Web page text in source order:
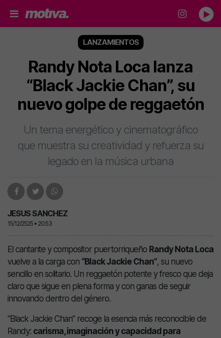
LANZAMIENTOS
Randy Nota Loca lanza
“Black Jackie Chan”, su
nuevo golpe de reggaetón
Un tema energético y cinematográfico
que muestra su creatividad y refuerza su
legado en la música urbana
JESUS SANCHEZ
15/12/2525 • 20:53
El cantante y compositor puertorriqueño Randy Nota Loca
vuelve a la carga con “Black Jackie Chan”, su nuevo
sencillo en solitario. Un reggaetón potente y fresco que deja
claro que sigue en plena forma y con ganas de seguir
innovando dentro del género.
“Black Jackie Chan” recoge la esencia más reconocible de
Randy: carisma, imaginación y capacidad para